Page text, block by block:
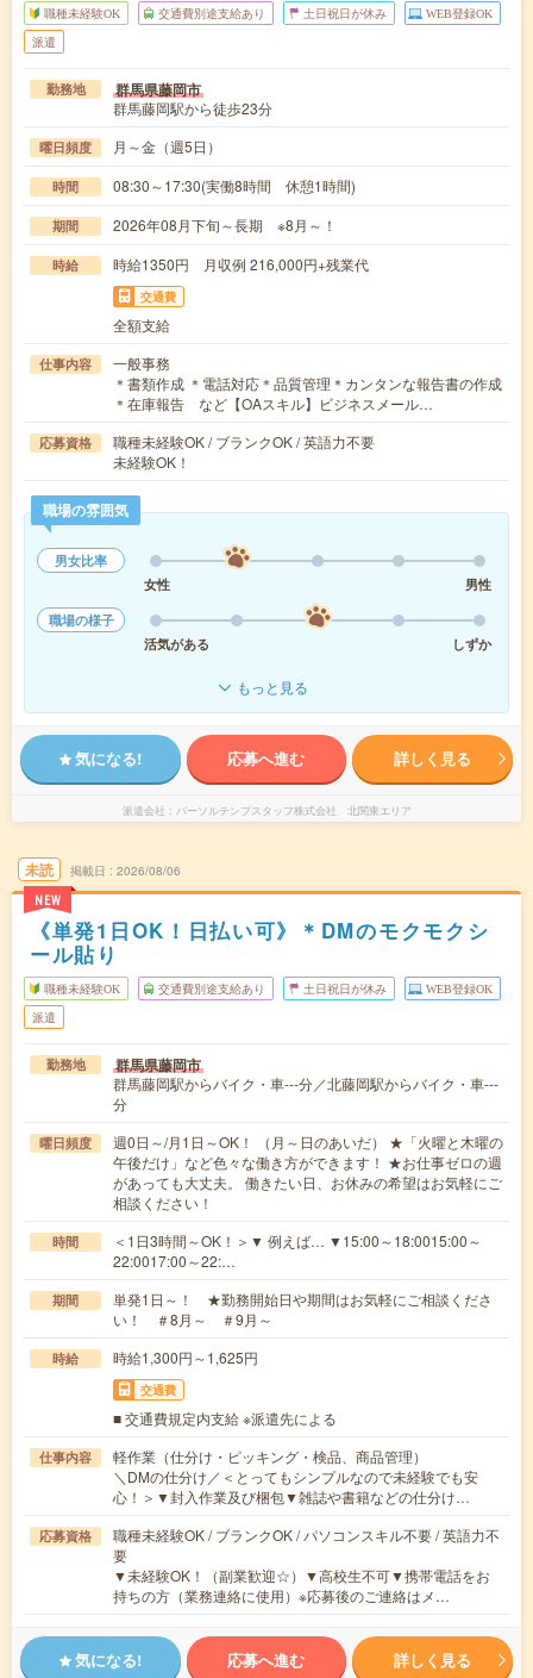
職種未経験OK 交通費別途支給あり 土日祝日が休み WEB登録OK
派遣
勤務地 群馬県藤岡市
群馬藤岡駅から徒歩23分
曜日頻度 月～金（週5日）
時間 08:30～17:30(実働8時間 休憩1時間)
期間 2026年08月下旬～長期 ※8月～！
時給 時給1350円 月収例 216,000円+残業代
交通費
全額支給
仕事内容
一般事務
＊書類作成 ＊電話対応＊品質管理＊カンタンな報告書の作成
＊在庫報告 など【OAスキル】ビジネスメール…
応募資格
職種未経験OK / ブランクOK / 英語力不要
未経験OK！
職場の雰囲気
男女比率
女性
男性
職場の様子
活気がある
しずか
もっと見る
気になる! 応募へ進む 詳しく見る
派遣会社 パーソルテンプスタッフ株式会社 北関東エリア
未読
NEW
掲載日 2026/08/06
《単発1日OK！日払い可》＊DMのモクモクシ
ール貼り
職種未経験OK 交通費別途支給あり 土日祝日が休み WEB登録OK
派遣
勤務地 群馬県藤岡市
群馬藤岡駅からバイク・車---分／北藤岡駅からバイク・車---
分
曜日頻度
週0日～/月1日～OK！ （月～日のあいだ） ★「火曜と木曜の
午後だけ」など色々な働き方ができます！ ★お仕事ゼロの週
があっても大丈夫。 働きたい日、お休みの希望はお気軽にご
相談ください！
時間
＜1日3時間～OK！＞▼ 例えば… ▼15:00～18:0015:00～
22:0017:00～22:…
期間
単発1日～！ ★勤務開始日や期間はお気軽にご相談くださ
い！ ＃8月～ ＃9月～
時給 時給1,300円～1,625円
交通費
■ 交通費規定内支給 ※派遣先による
仕事内容
軽作業（仕分け・ピッキング・検品、商品管理）
＼DMの仕分け／＜とってもシンプルなので未経験でも安
心！＞▼封入作業及び梱包▼雑誌や書籍などの仕分け…
応募資格
職種未経験OK / ブランクOK / パソコンスキル不要 / 英語力不
要
▼未経験OK！（副業歓迎☆）▼高校生不可▼携帯電話をお
持ちの方（業務連絡に使用）※応募後のご連絡はメ…
気になる! 応募へ進む 詳しく見る